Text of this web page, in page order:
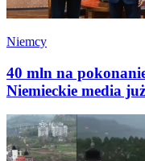
Niemcy
40 mln na
Niemieckie media